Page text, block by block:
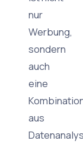
nur
Werbung,
sondern
auch
eine
aus